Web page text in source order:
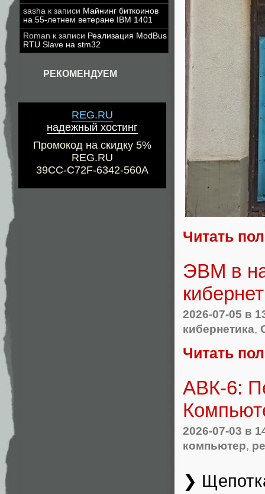
sasha к записи Майнинг биткоинов
на 55-летнем ветеране IBM 1401
Roman к записи Реализация ModBus
RTU Slave на stm32
РЕКОМЕНДУЕМ
REG.RU
надежный хостинг
Промокод на скидку 5%
REG.RU
39CC-C72F-6342-560A
Читать
ЭВМ в
2026-07-05 в
кибернетика,
Читать
АВК-6:
2026-07-03 в
компьютер,
❯